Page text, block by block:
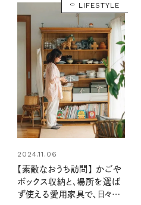
LIFESTYLE
2024.11.06
【素敵なおうち訪問】 かごや
ボックス収納と、場所を選ば
ず使える愛用家具で、日々の